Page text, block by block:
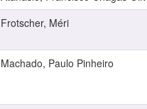
Frotscher, Méri
Machado, Paulo Pinheiro